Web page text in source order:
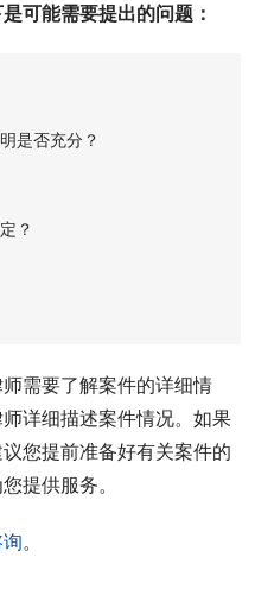
可能需要提出的问题：
是否充分？
？
需要了解案件的详细情
详细描述案件情况。如果
您提前准备好有关案件的
提供服务。
。